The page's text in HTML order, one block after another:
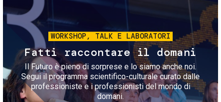
WORKSHOP, TALK E LABORATORI
Fatti raccontare il domani
Il Futuro è pieno di sorprese e lo siamo anche noi.
Segui il programma scientifico-culturale curato dalle
professioniste e i professionisti del mondo di
domani.